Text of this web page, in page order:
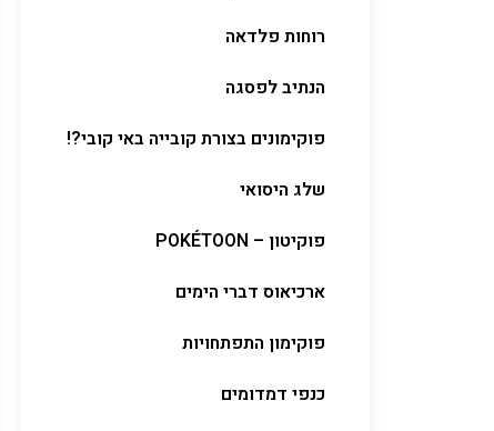
רוחות פלדאה
הנתיב לפסגה
פוקימונים בצורת קובייה באי קובי?!
שלג היסואי
פוקיטון – POKÉTOON
ארכיאוס דברי הימים
פוקימון התפתחויות
כנפי דמדומים